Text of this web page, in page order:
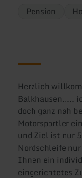
Pension
Herzlich
Balkhausen.....
doch ganz nah
Motorsportler
und Ziel ist nur
Nordschleife
Ihnen ein
eingerichtetes